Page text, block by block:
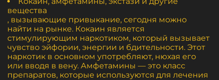
вещества
, вызывающие привыкание, сегодня можно
найти на рынке. Кокаин является
стимулирующим наркотиком, который вызывает
чувство эйфории, энергии и бдительности. Этот
наркотик в основном употребляют, нюхая его
или вводя в вену. Амфетамины — это класс
препаратов, которые используются для лечения